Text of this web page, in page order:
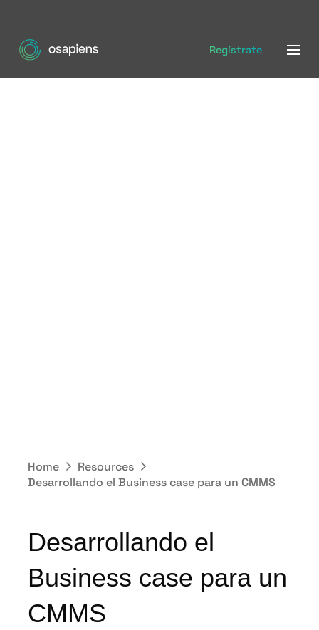
Regístrate
Home
Resources
Desarrollando el Business case para un CMMS
Desarrollando el
Business case para un
CMMS